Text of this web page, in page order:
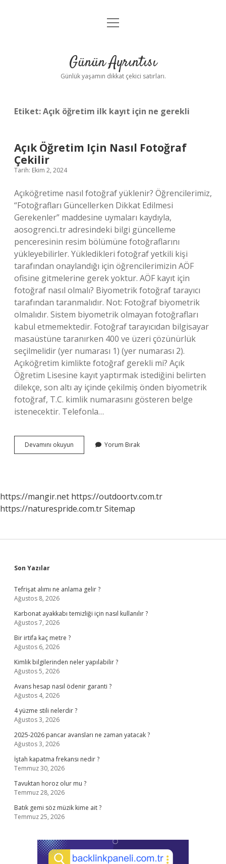
Anasayfa
Yasal Uyarı
menüyü
Günün Ayrıntısı
Günlük yaşamın dikkat çekici satırları.
Etiket:Açık öğretim ilk kayıt için ne gerekli
Açık Öğretim Için Nasıl Fotoğraf
Çekilir
Tarih: Ekim 2, 2024
Açıköğretime nasıl fotoğraf yüklenir? Öğrencilerimiz,
“Fotoğrafları Güncellerken Dikkat Edilmesi
Gerekenler” maddesine uymaları kaydıyla,
aosogrenci..tr adresindeki bilgi güncelleme
penceresinin resim bölümüne fotoğraflarını
yükleyebilirler. Yükledikleri fotoğraf yetkili kişi
tarafından onaylandığı için öğrencilerimizin AÖF
ofisine gitmelerine gerek yoktur. AÖF kayıt için
fotoğraf nasıl olmalı? Biyometrik fotoğraf tarayıcı
tarafından taranmalıdır. Not: Fotoğraf biyometrik
olmalıdır. Sistem biyometrik olmayan fotoğrafları
kabul etmemektedir. Fotoğraf tarayıcıdan bilgisayar
masaüstüne taranırken 400 ve üzeri çözünürlük
seçilmelidir (yer numarası 1) (yer numarası 2).
Açıköğretim kimlikte fotoğraf gerekli mi? Açık
Öğretim Lisesine kayıt yaptırmak istediğini belirten
dilekçe, son altı ay içinde çekilmiş önden biyometrik
fotoğraf, T.C. kimlik numarasını gösteren belge
istenecektir. Telefonla…
Devamını okuyun
Öğretim
Yorum Bırak
https://mangir.net https://outdoortv.com.tr
https://naturespride.com.trSitemap
Sidebar
Son Yazılar
Tefrişat alımı ne anlama gelir ?
Ağustos 8, 2026
Karbonat ayakkabı temizliği için nasıl kullanılır ?
Ağustos 7, 2026
Bir irtifa kaç metre ?
Ağustos 6, 2026
Kimlik bilgilerinden neler yapılabilir ?
Ağustos 5, 2026
Avans hesap nasıl ödenir garanti ?
Ağustos 4, 2026
4 yüzme stili nelerdir ?
Ağustos 3, 2026
2025-2026 pancar avansları ne zaman yatacak ?
Ağustos 3, 2026
İştah kapatma frekansı nedir ?
Temmuz 30, 2026
Tavuktan horoz olur mu ?
Temmuz 28, 2026
Batık gemi söz müzik kime ait ?
Temmuz 25, 2026